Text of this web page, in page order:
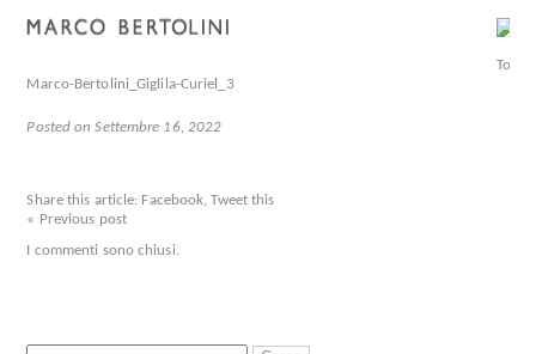
Marco-Bertolini_Giglila-Curiel_3
Posted on Settembre 16, 2022
Share this article: Facebook,Tweet this
« Previous post
I commenti sono chiusi.